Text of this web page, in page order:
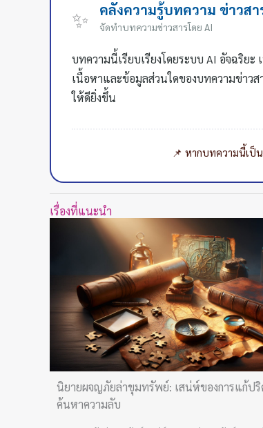
✨ คลังความรู้บทความ ข่าวสา
จัดทำบทความข่าวสารโดย AI
บทความนี้เรียบเรียงโดยระบบ AI อัจฉริย
เนื้อหาและข้อมูลส่วนใดของบทความข่าว
ให้ดียิ่งขึ้น
📌 หากบทความนี้เป็
เรื่องที่แนะนำ
นิยายผจญภัยล่าขุมทรัพย์: เสน่ห์ของการแก้ป
ค้นหาความลับ